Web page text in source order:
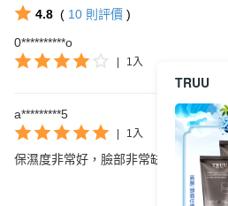
4.8 ( 10 則評價 )
0**********o
| 1入
a*********5
| 1入
保濕度非常好，臉部非常缺水份的推！
TRUU